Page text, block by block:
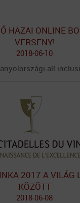
HAZAI ONLINE
VERSENY!
2018-06-10
all
2017 A VILÁG
KÖZÖTT
2018-06-08